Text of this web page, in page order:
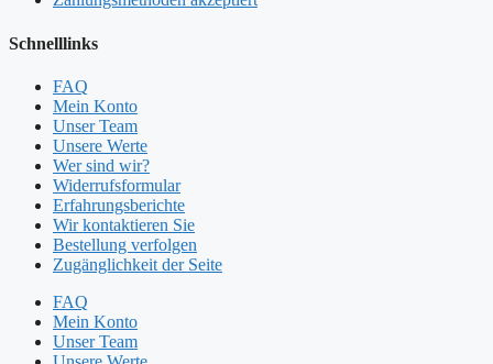
Schnelllinks
FAQ
Mein Konto
Unser Team
Unsere Werte
Wer sind wir?
Widerrufsformular
Erfahrungsberichte
Wir kontaktieren Sie
Bestellung verfolgen
Zugänglichkeit der Seite
FAQ
Mein Konto
Unser Team